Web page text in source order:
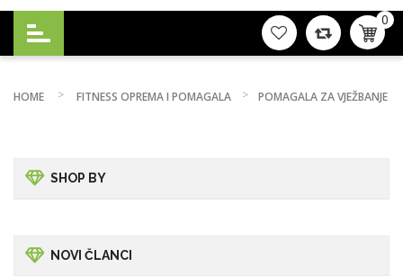
0
HOME FITNESS OPREMA I POMAGALA POMAGALA ZA VJEŽBANJE
SHOP BY
NOVI ČLANCI